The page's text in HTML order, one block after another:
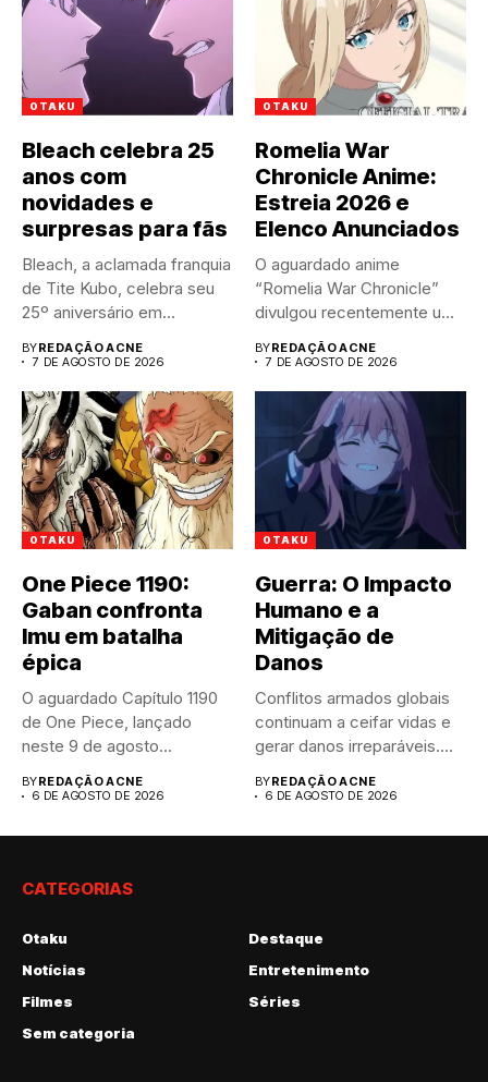
OTAKU
Bleach celebra 25
anos com
novidades e
surpresas para fãs
Bleach, a aclamada franquia
de Tite Kubo, celebra seu
25º aniversário em...
BYREDAÇÃO ACNE
7 DE AGOSTO DE 2026
OTAKU
Romelia War
Chronicle Anime:
Estreia 2026 e
Elenco Anunciados
O aguardado anime
“Romelia War Chronicle”
divulgou recentemente um
revelando...
BYREDAÇÃO ACNE
7 DE AGOSTO DE 2026
OTAKU
One Piece 1190:
Gaban confronta
Imu em batalha
épica
O aguardado Capítulo 1190
de One Piece, lançado
neste 9 de agosto...
BYREDAÇÃO ACNE
6 DE AGOSTO DE 2026
OTAKU
Guerra: O Impacto
Humano e a
Mitigação de
Danos
Conflitos armados globais
continuam a ceifar vidas e
gerar danos irreparáveis.
BYREDAÇÃO ACNE
6 DE AGOSTO DE 2026
CATEGORIAS
Otaku
Destaque
Notícias
Entretenimento
Filmes
Séries
Sem categoria